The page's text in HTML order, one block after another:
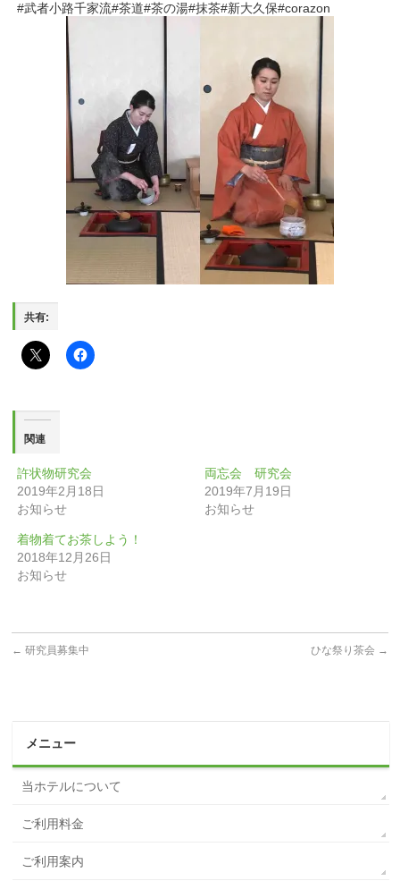
#武者小路千家流#茶道#茶の湯#抹茶#新大久保#corazon
共有:
関連
許状物研究会
2019年2月18日
お知らせ
両忘会 研究会
2019年7月19日
お知らせ
着物着てお茶しよう！
2018年12月26日
お知らせ
← 研究員募集中 ひな祭り茶会 →
メニュー
当ホテルについて
ご利用料金
ご利用案内